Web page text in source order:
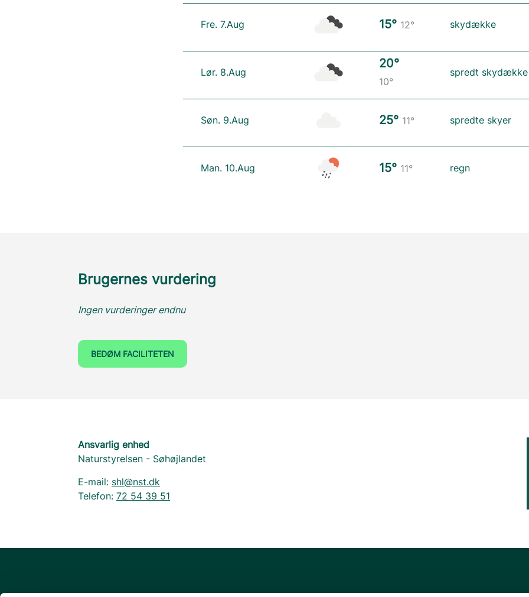
Fre. 7.Aug 15° 12° skydække
Lør. 8.Aug
20°
10°
spredt skydække
Søn. 9.Aug 25° 11° spredte skyer
Man. 10.Aug 15° 11° regn
Brugernes vurdering
Ingen vurderinger endnu
BEDØM FACILITETEN
Ansvarlig enhed
Naturstyrelsen - Søhøjlandet
E-mail: shl@nst.dk
Telefon: 72 54 39 51